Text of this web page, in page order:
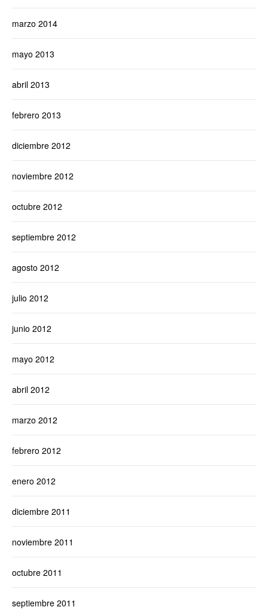
marzo 2014
mayo 2013
abril 2013
febrero 2013
diciembre 2012
noviembre 2012
octubre 2012
septiembre 2012
agosto 2012
julio 2012
junio 2012
mayo 2012
abril 2012
marzo 2012
febrero 2012
enero 2012
diciembre 2011
noviembre 2011
octubre 2011
septiembre 2011